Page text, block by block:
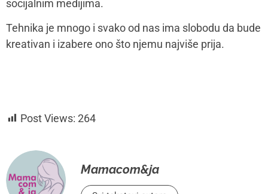
Slični tekstovi
Trudnoća mnogim ženama
donese vatromet emocija